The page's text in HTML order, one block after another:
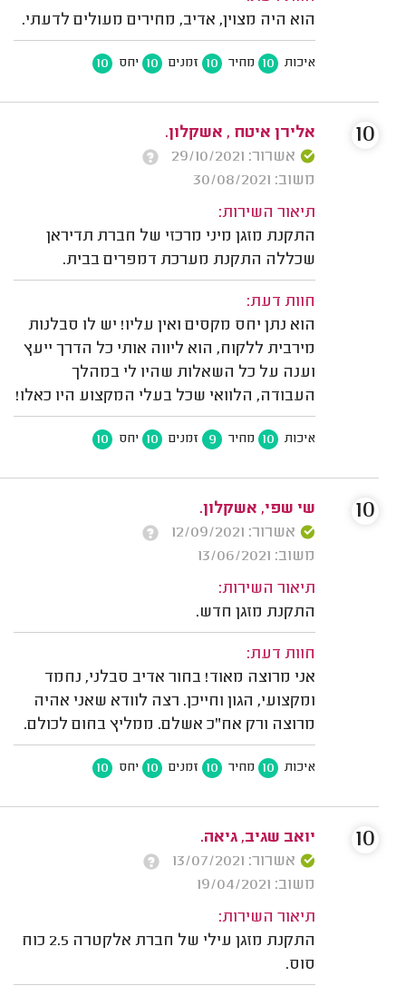
הוא היה מצוין, אדיב, מחירים מעולים לדעתי.
איכות 10 מחיר 10 זמנים 10 יחס 10
אלירן איטח , אשקלון.
אשרור: 29/10/2021
משוב: 30/08/2021
תיאור השירות:
התקנת מזגן מיני מרכזי של חברת תדיראן
שכללה התקנת מערכת דמפרים בבית.
חוות דעת:
הוא נתן יחס מקסים ואין עליו! יש לו סבלנות
מירבית ללקוח, הוא ליווה אותי כל הדרך ייעץ
וענה על כל השאלות שהיו לי במהלך
העבודה, הלוואי שכל בעלי המקצוע היו כאלו!
איכות 10 מחיר 9 זמנים 10 יחס 10
10
שי שפי, אשקלון.
אשרור: 12/09/2021
משוב: 13/06/2021
תיאור השירות:
התקנת מזגן חדש.
חוות דעת:
אני מרוצה מאוד! בחור אדיב סבלני, נחמד
ומקצועי, הגון וחייכן. רצה לוודא שאני אהיה
מרוצה ורק אח"כ אשלם. ממליץ בחום לכולם.
איכות 10 מחיר 10 זמנים 10 יחס 10
10
יואב שגיב, גיאה.
אשרור: 13/07/2021
משוב: 19/04/2021
תיאור השירות:
התקנת מזגן עילי של חברת אלקטרה 2.5 כוח
סוס.
10